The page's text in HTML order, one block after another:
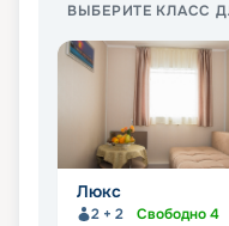
ВЫБЕРИТЕ КЛАСС
Люкс
2 + 2 Свободно4